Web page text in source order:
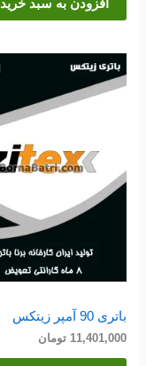
افزودن به سبد خرید
باتری 90 آمپر زیتکس
11,401,000 تومان